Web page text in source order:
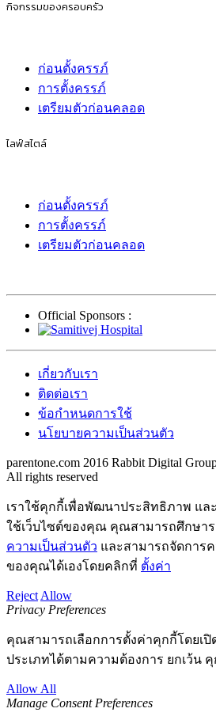
กิจกรรมของครอบครัว
ก่อนตั้งครรภ์
การตั้งครรภ์
เตรียมตัวก่อนคลอด
ไลฟ์สไตล์
ก่อนตั้งครรภ์
การตั้งครรภ์
เตรียมตัวก่อนคลอด
Official Sponsors :
เกี่ยวกับเรา
ติดต่อเรา
ข้อกำหนดการใช้
นโยบายความเป็นส่วนตัว
parentone.com 2016 Rabbit Digital
All rights reserved
เราใช้คุกกี้เพื่อพัฒนาประสิทธิภาพ แ
ใช้เว็บไซต์ของคุณ คุณสามารถศึกษาร
ความเป็นส่วนตัว และสามารถจัดการ
ของคุณได้เองโดยคลิกที่ ตั้งค่า
Reject Allow
Privacy Preferences
คุณสามารถเลือกการตั้งค่าคุกกี้โดยเ
ประเภทได้ตามความต้องการ ยกเว้น
Allow All
Manage Consent Preferences